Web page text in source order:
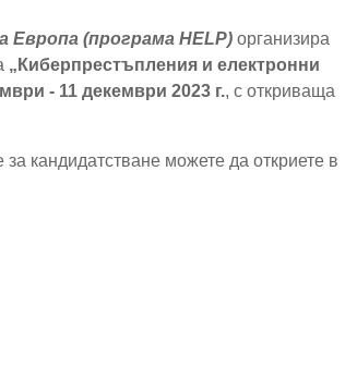
Европа (програма HELP) организира
„Киберпрестъпления и електронни
- 11 декември 2023 г., с откриваща
кандидатстване можете да откриете в